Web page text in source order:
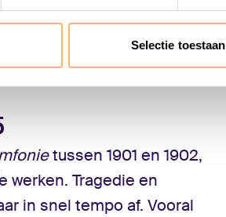
Selectie toestaan
op twee meesterwerken
van de internationaal
tussen 1901 en 1902,
werken. Tragedie en
in snel tempo af. Vooral